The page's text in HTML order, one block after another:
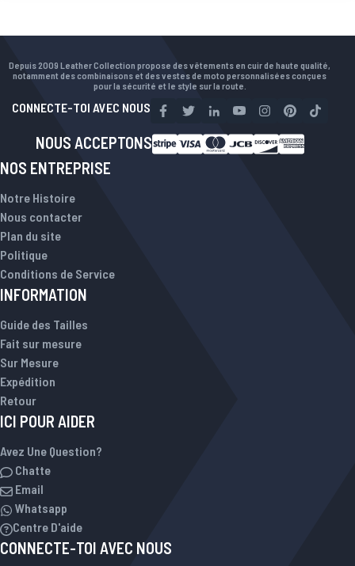
Depuis 2009 Leather Collection propose des vêtements en cuir de haute qualité,
notamment des combinaisons et des vestes de moto personnalisées conçues
pour la sécurité et le style sur la route.
CONNECTE-TOI AVEC NOUS
NOUS ACCEPTONS
NOS ENTREPRISE
Notre Histoire
Nous contacter
Plan du site
Politique
Conditions de Service
INFORMATION
Guide des Tailles
Fait sur mesure
Sur Mesure
Expédition
Retour
ICI POUR AIDER
Avez Une Question?
Chatte
Email
Whatsapp
Centre D'aide
CONNECTE-TOI AVEC NOUS